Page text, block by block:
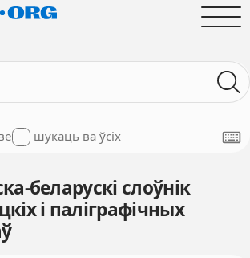
шукаць ва ўсіх
беларускі слоўнік
і паліграфічных